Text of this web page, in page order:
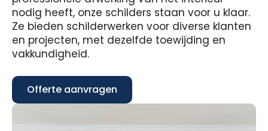
nodig heeft, onze schilders staan voor u klaar.
Ze bieden schilderwerken voor diverse klanten
en projecten, met dezelfde toewijding en
vakkundigheid.
Offerte aanvragen